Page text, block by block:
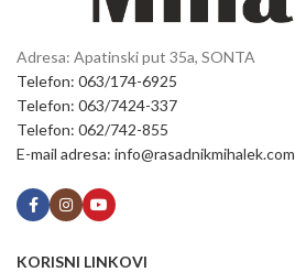
Adresa: Apatinski put 35a, SONTA
Telefon: 063/174-6925
Telefon: 063/7424-337
Telefon: 062/742-855
E-mail adresa: info@rasadnikmihalek.com
KORISNI LINKOVI